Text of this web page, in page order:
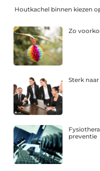
Houtkachel binnen kiezen
Zo
Sterk
preventie